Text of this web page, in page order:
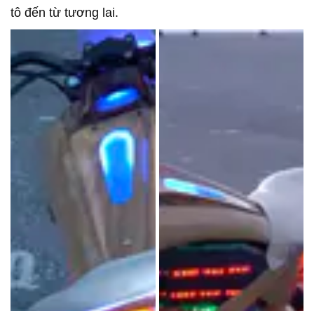
tô đến từ tương lai.